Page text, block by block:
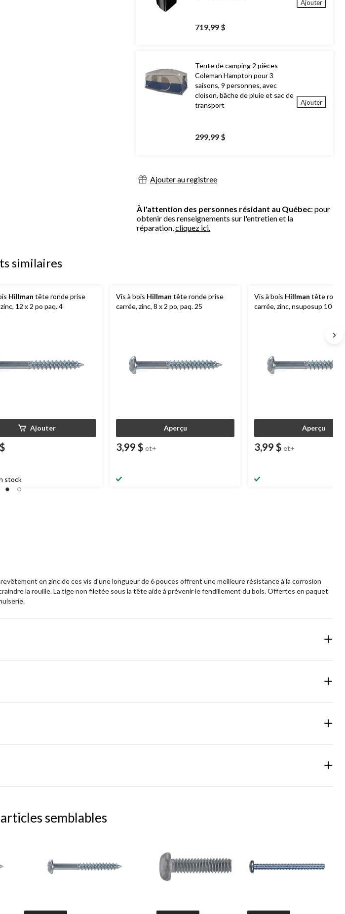
719,99 $
Ajouter
Tente de camping 2 pièces
Coleman Hampton pour 3
saisons, 9 personnes, avec
cloison, bâche de pluie et sac de
transport
299,99 $
Ajouter
Ajouter au registree
À l'attention des personnes résidant au Québec: pour
obtenir des renseignements sur l'entretien et la
réparation,cliquez ici.
similaires
Hillman tête ronde prise
12 x 2 po paq. 4
Ajouter
stock
Vis à bois Hillman tête ronde prise
carrée, zinc, 8 x 2 po, paq. 25
Aperçu
3,99 $ et+
Vis à bois Hillman tête
carrée, zinc, nsuposup 10 x 3
Aperçu
3,99 $ et+
en zinc de ces vis d'une longueur de 6 pouces offrent une meilleure résistance à la corrosion
la rouille. La tige non filetée sous la tête aide à prévenir le fendillement du bois. Offertes en paquet
semblables